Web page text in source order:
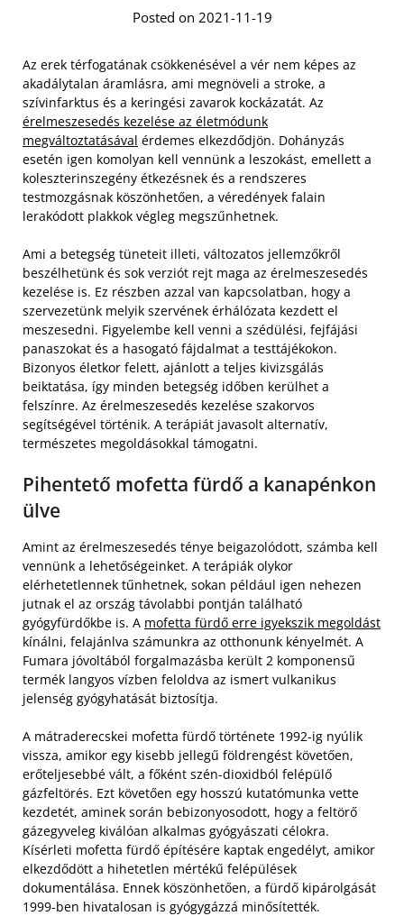
Posted on 2021-11-19
Az erek térfogatának csökkenésével a vér nem képes az
akadálytalan áramlásra, ami megnöveli a stroke, a
szívinfarktus és a keringési zavarok kockázatát. Az
érelmeszesedés kezelése az életmódunk
megváltoztatásával érdemes elkezdődjön. Dohányzás
esetén igen komolyan kell vennünk a leszokást, emellett a
koleszterinszegény étkezésnek és a rendszeres
testmozgásnak köszönhetően, a véredények falain
lerakódott plakkok végleg megszűnhetnek.
Ami a betegség tüneteit illeti, változatos jellemzőkről
beszélhetünk és sok verziót rejt maga az érelmeszesedés
kezelése is. Ez részben azzal van kapcsolatban, hogy a
szervezetünk melyik szervének érhálózata kezdett el
meszesedni. Figyelembe kell venni a szédülési, fejfájási
panaszokat és a hasogató fájdalmat a testtájékokon.
Bizonyos életkor felett, ajánlott a teljes kivizsgálás
beiktatása, így minden betegség időben kerülhet a
felszínre. Az érelmeszesedés kezelése szakorvos
segítségével történik. A terápiát javasolt alternatív,
természetes megoldásokkal támogatni.
Pihentető mofetta fürdő a kanapénkon
ülve
Amint az érelmeszesedés ténye beigazolódott, számba kell
vennünk a lehetőségeinket. A terápiák olykor
elérhetetlennek tűnhetnek, sokan például igen nehezen
jutnak el az ország távolabbi pontján található
gyógyfürdőkbe is. A mofetta fürdő erre igyekszik megoldást
kínálni, felajánlva számunkra az otthonunk kényelmét. A
Fumara jóvoltából forgalmazásba került 2 komponensű
termék langyos vízben feloldva az ismert vulkanikus
jelenség gyógyhatását biztosítja.
A mátraderecskei mofetta fürdő története 1992-ig nyúlik
vissza, amikor egy kisebb jellegű földrengést követően,
erőteljesebbé vált, a főként szén-dioxidból felépülő
gázfeltörés. Ezt követően egy hosszú kutatómunka vette
kezdetét, aminek során bebizonyosodott, hogy a feltörő
gázegyveleg kiválóan alkalmas gyógyászati célokra.
Kísérleti mofetta fürdő építésére kaptak engedélyt, amikor
elkezdődött a hihetetlen mértékű felépülések
dokumentálása. Ennek köszönhetően, a fürdő kipárolgását
1999-ben hivatalosan is gyógygázzá minősítették.